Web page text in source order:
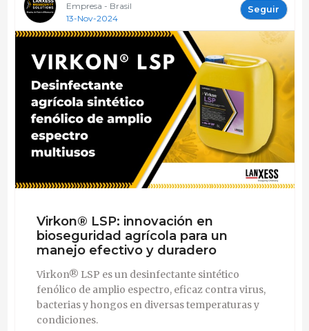
Empresa - Brasil
13-Nov-2024
Seguir
Virkon® LSP: innovación en
bioseguridad agrícola para un
manejo efectivo y duradero
Virkon® LSP es un desinfectante sintético
fenólico de amplio espectro, eficaz contra virus,
bacterias y hongos en diversas temperaturas y
condiciones.